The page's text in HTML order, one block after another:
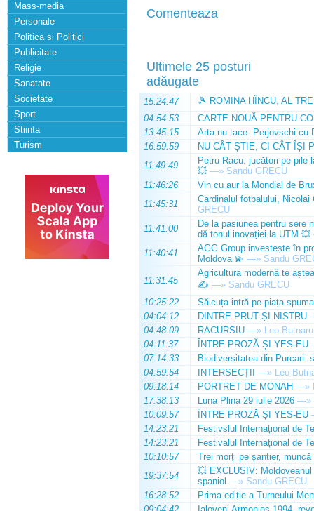
Mass-media
Personale
Politica si Politici
Publicitate
Religie
Sanatate
Societate
Sport
Stiinta
Turism
Comenteaza
Ultimele 25 posturi
adăugate
15:24:47
🎾 ROMINA HÎNCU, AL
04:54:53
CARTE NOUĂ PENTRU
13:45:15
Arta nu tace: Perjovschi cu
16:59:59
NU CÂT ȘTIE, CI CÂT ÎȘI
11:49:49
Petru Racu: jucători pe pile
💥 —» Sandu GRECU
11:46:26
Vin cu aur la Mondial de
11:45:31
Cardinalul fotbalului,
GRECU
11:41:00
De la pasiunea pentru sere
dă tonul inovației la UTM 💥
11:40:41
AGG Group investește în
Moldova 💫 —» Sandu
11:31:45
Agricultura modernă te
✍️ —» Sandu GRECU
10:25:22
Sălcuța intră pe piața
04:04:12
DINTRE PRUT ȘI NISTRU
04:48:09
RACURSIU —» Leo Butnaru
04:11:37
ÎNTRE PROZĂ ȘI YES-EU
07:14:33
Biodiversitatea din Purcari:
04:59:54
INTERSECȚII —» Leo
09:18:14
PORTRET DE MONAH —»
17:38:13
Luna Plina 29 iulie 2026 —»
10:09:57
ÎNTRE PROZĂ ȘI YES-EU
14:23:21
Festivslul Internațional de
14:23:21
Festivalul Internațional de
10:10:57
Trei morți pe șantier, muncă
19:37:54
💥 EXCLUSIV:
spaniol —» Sandu GRECU
16:28:52
Prima ediție a Turneului